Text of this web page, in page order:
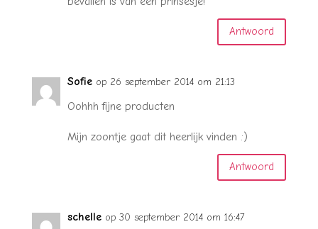
Antwoord
Sofie op 26 september 2014 om 21:13
Oohhh fijne producten
Mijn zoontje gaat dit heerlijk vinden :)
Antwoord
schelle op 30 september 2014 om 16:47